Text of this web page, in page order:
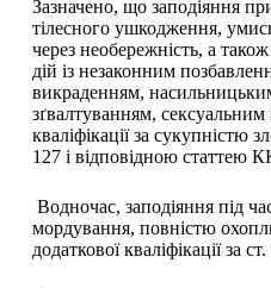
Зазначено, що заподіяння
тілесного ушкодження,
через необережність, а
дій із незаконним
викраденням,
зґвалтуванням,
кваліфікації за сукупністю
127 і відповідною статтею
Водночас, заподіяння під
мордування, повністю
додаткової кваліфікації за